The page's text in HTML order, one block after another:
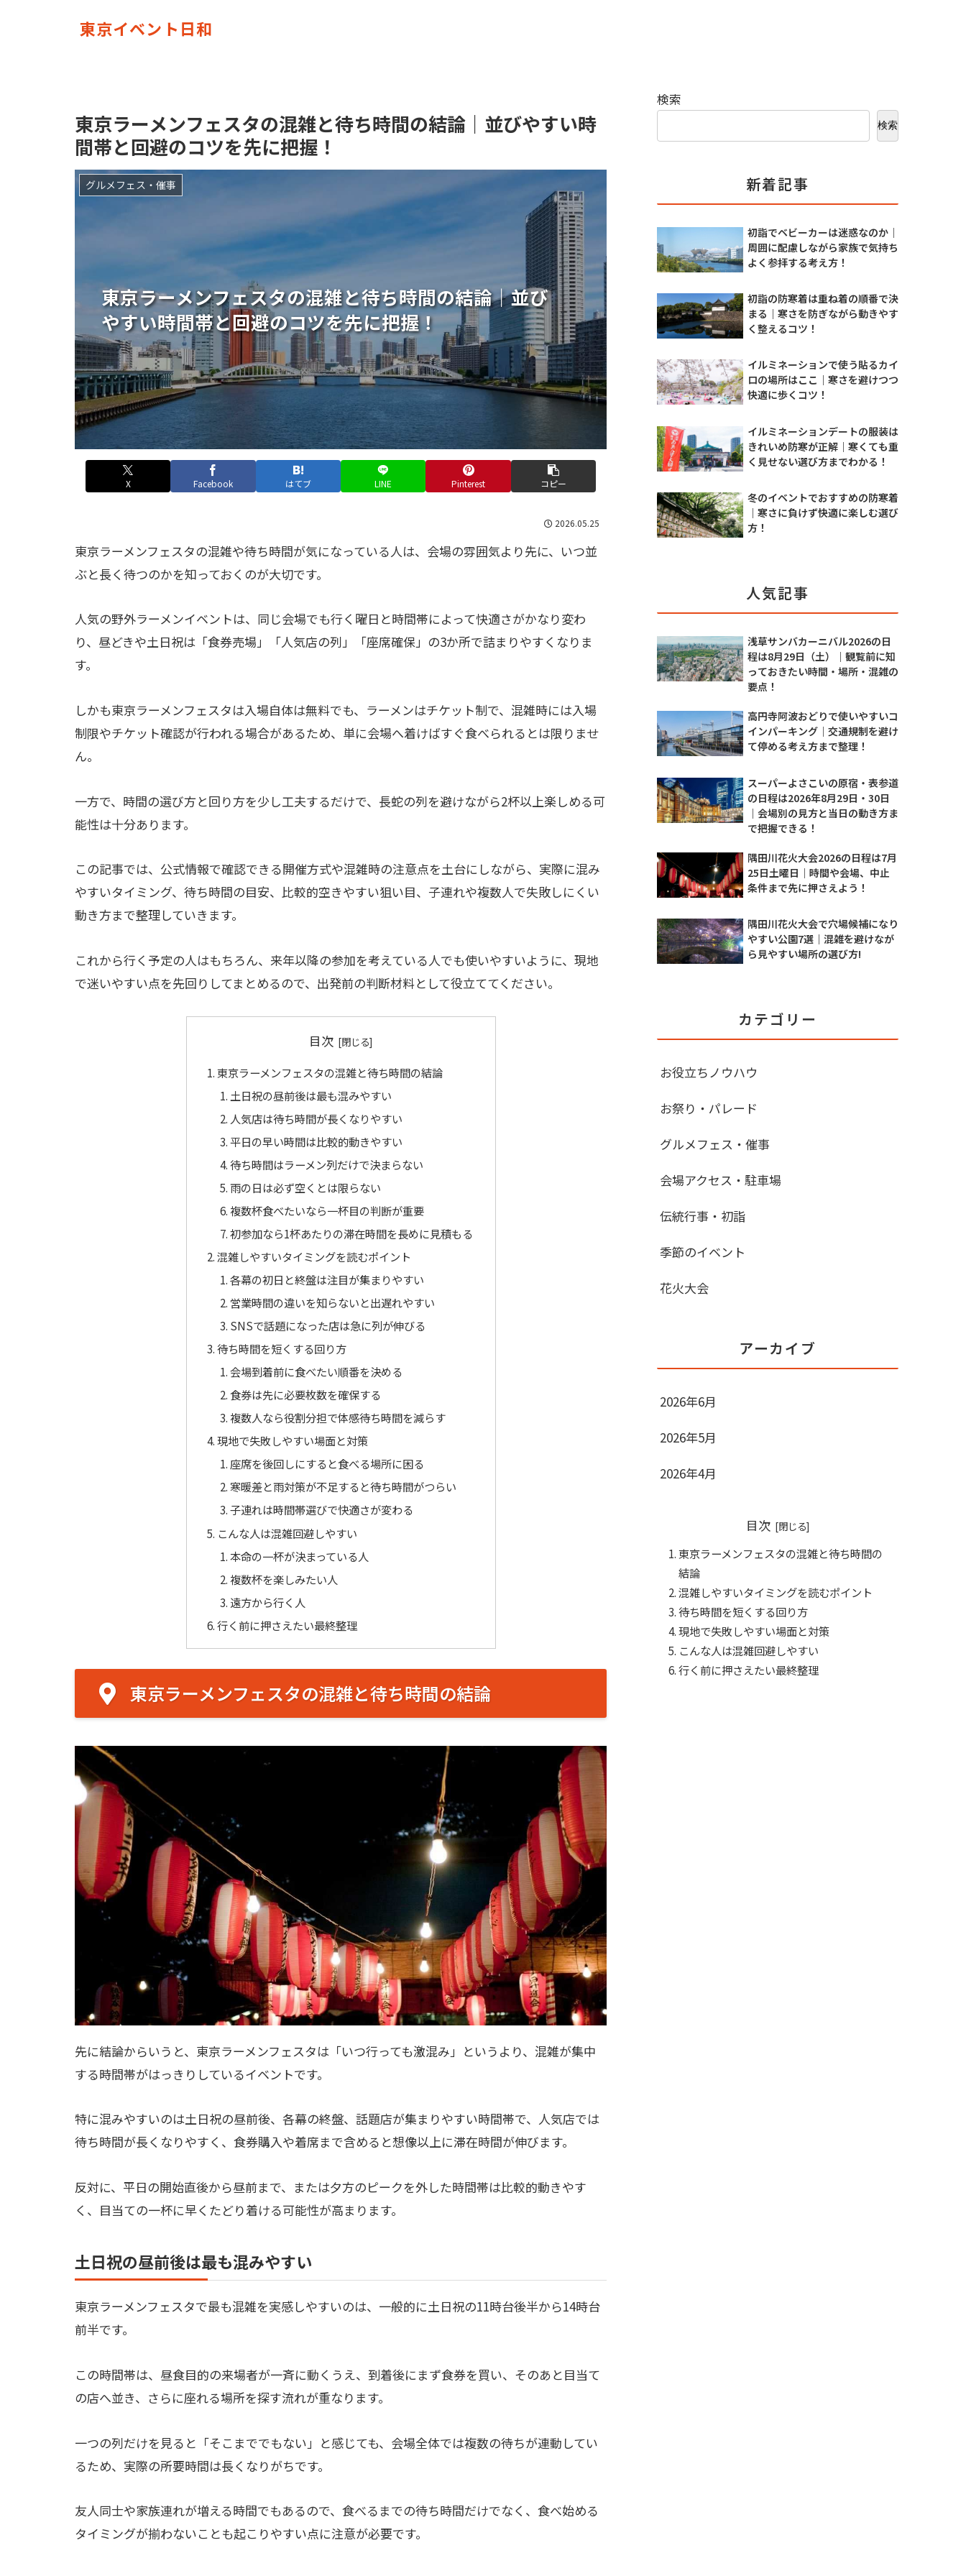
東京イベント日和
東京ラーメンフェスタの混雑と待ち時間の結論｜並びやすい時
間帯と回避のコツを先に把握！
東京ラーメンフェスタの混雑と待ち時間の結論｜並び
やすい時間帯と回避のコツを先に把握！
グルメフェス・催事
X Facebook はてブ LINE Pinterest コピー
2026.05.25
東京ラーメンフェスタの混雑や待ち時間が気になっている人は、会場の雰囲気より先に、いつ並
ぶと長く待つのかを知っておくのが大切です。
人気の野外ラーメンイベントは、同じ会場でも行く曜日と時間帯によって快適さがかなり変わ
り、昼どきや土日祝は「食券売場」「人気店の列」「座席確保」の3か所で詰まりやすくなりま
す。
しかも東京ラーメンフェスタは入場自体は無料でも、ラーメンはチケット制で、混雑時には入場
制限やチケット確認が行われる場合があるため、単に会場へ着けばすぐ食べられるとは限りませ
ん。
一方で、時間の選び方と回り方を少し工夫するだけで、長蛇の列を避けながら2杯以上楽しめる可
能性は十分あります。
この記事では、公式情報で確認できる開催方式や混雑時の注意点を土台にしながら、実際に混み
やすいタイミング、待ち時間の目安、比較的空きやすい狙い目、子連れや複数人で失敗しにくい
動き方まで整理していきます。
これから行く予定の人はもちろん、来年以降の参加を考えている人でも使いやすいように、現地
で迷いやすい点を先回りしてまとめるので、出発前の判断材料として役立ててください。
目次
東京ラーメンフェスタの混雑と待ち時間の結論
土日祝の昼前後は最も混みやすい
人気店は待ち時間が長くなりやすい
平日の早い時間は比較的動きやすい
待ち時間はラーメン列だけで決まらない
雨の日は必ず空くとは限らない
複数杯食べたいなら一杯目の判断が重要
初参加なら1杯あたりの滞在時間を長めに見積もる
混雑しやすいタイミングを読むポイント
各幕の初日と終盤は注目が集まりやすい
営業時間の違いを知らないと出遅れやすい
SNSで話題になった店は急に列が伸びる
待ち時間を短くする回り方
会場到着前に食べたい順番を決める
食券は先に必要枚数を確保する
複数人なら役割分担で体感待ち時間を減らす
現地で失敗しやすい場面と対策
座席を後回しにすると食べる場所に困る
寒暖差と雨対策が不足すると待ち時間がつらい
子連れは時間帯選びで快適さが変わる
こんな人は混雑回避しやすい
本命の一杯が決まっている人
複数杯を楽しみたい人
遠方から行く人
行く前に押さえたい最終整理
東京ラーメンフェスタの混雑と待ち時間の結論
先に結論からいうと、東京ラーメンフェスタは「いつ行っても激混み」というより、混雑が集中
する時間帯がはっきりしているイベントです。
特に混みやすいのは土日祝の昼前後、各幕の終盤、話題店が集まりやすい時間帯で、人気店では
待ち時間が長くなりやすく、食券購入や着席まで含めると想像以上に滞在時間が伸びます。
反対に、平日の開始直後から昼前まで、または夕方のピークを外した時間帯は比較的動きやす
く、目当ての一杯に早くたどり着ける可能性が高まります。
土日祝の昼前後は最も混みやすい
東京ラーメンフェスタで最も混雑を実感しやすいのは、一般的に土日祝の11時台後半から14時台
前半です。
この時間帯は、昼食目的の来場者が一斉に動くうえ、到着後にまず食券を買い、そのあと目当て
の店へ並き、さらに座れる場所を探す流れが重なります。
一つの列だけを見ると「そこまででもない」と感じても、会場全体では複数の待ちが連動してい
るため、実際の所要時間は長くなりがちです。
友人同士や家族連れが増える時間でもあるので、食べるまでの待ち時間だけでなく、食べ始める
タイミングが揃わないことも起こりやすい点に注意が必要です。
検索
検索
新着記事
初詣でベビーカーは迷惑なのか｜
周囲に配慮しながら家族で気持ち
よく参拝する考え方！
初詣の防寒着は重ね着の順番で決
まる｜寒さを防ぎながら動きやす
く整えるコツ！
イルミネーションで使う貼るカイ
ロの場所はここ｜寒さを避けつつ
快適に歩くコツ！
イルミネーションデートの服装は
きれいめ防寒が正解｜寒くても重
く見せない選び方までわかる！
冬のイベントでおすすめの防寒着
｜寒さに負けず快適に楽しむ選び
方！
人気記事
浅草サンバカーニバル2026の日
程は8月29日（土）｜観覧前に知
っておきたい時間・場所・混雑の
要点！
高円寺阿波おどりで使いやすいコ
インパーキング｜交通規制を避け
て停める考え方まで整理！
スーパーよさこいの原宿・表参道
の日程は2026年8月29日・30日
｜会場別の見方と当日の動き方ま
で把握できる！
隅田川花火大会2026の日程は7月
25日土曜日｜時間や会場、中止
条件まで先に押さえよう！
隅田川花火大会で穴場候補になり
やすい公園7選｜混雑を避けなが
ら見やすい場所の選び方!
カテゴリー
お役立ちノウハウ
お祭り・パレード
グルメフェス・催事
会場アクセス・駐車場
伝統行事・初詣
季節のイベント
花火大会
アーカイブ
2026年6月
2026年5月
2026年4月
目次
東京ラーメンフェスタの混雑と待ち時間の
結論
混雑しやすいタイミングを読むポイント
待ち時間を短くする回り方
現地で失敗しやすい場面と対策
こんな人は混雑回避しやすい
行く前に押さえたい最終整理